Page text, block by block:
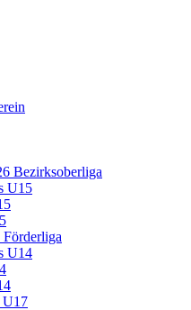
Bezirksoberliga
U15
U14
U17